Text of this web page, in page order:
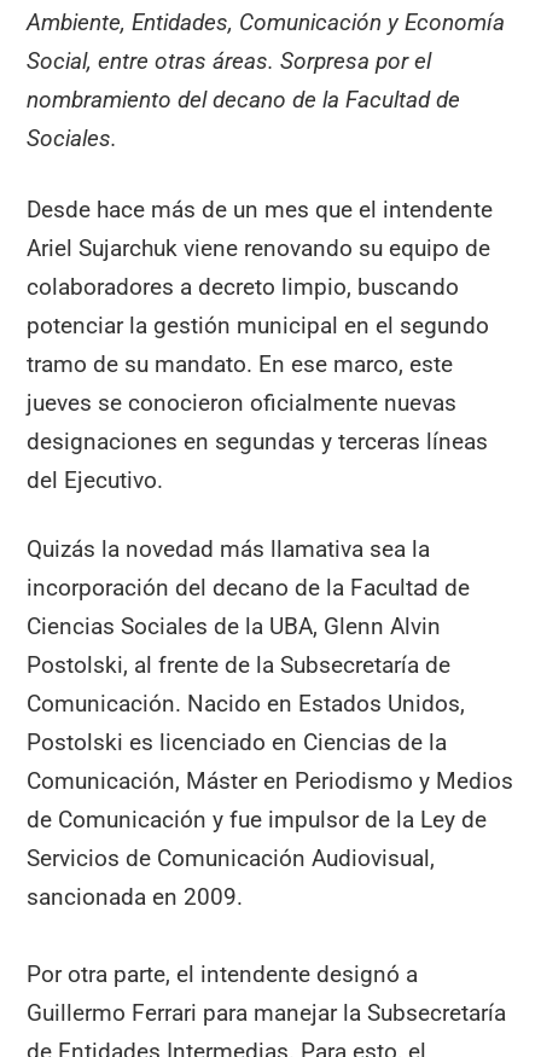
Ambiente, Entidades, Comunicación y Economía
Social, entre otras áreas. Sorpresa por el
nombramiento del decano de la Facultad de
Sociales.
Desde hace más de un mes que el intendente
Ariel Sujarchuk viene renovando su equipo de
colaboradores a decreto limpio, buscando
potenciar la gestión municipal en el segundo
tramo de su mandato. En ese marco, este
jueves se conocieron oficialmente nuevas
designaciones en segundas y terceras líneas
del Ejecutivo.
Quizás la novedad más llamativa sea la
incorporación del decano de la Facultad de
Ciencias Sociales de la UBA, Glenn Alvin
Postolski, al frente de la Subsecretaría de
Comunicación. Nacido en Estados Unidos,
Postolski es licenciado en Ciencias de la
Comunicación, Máster en Periodismo y Medios
de Comunicación y fue impulsor de la Ley de
Servicios de Comunicación Audiovisual,
sancionada en 2009.
Por otra parte, el intendente designó a
Guillermo Ferrari para manejar la Subsecretaría